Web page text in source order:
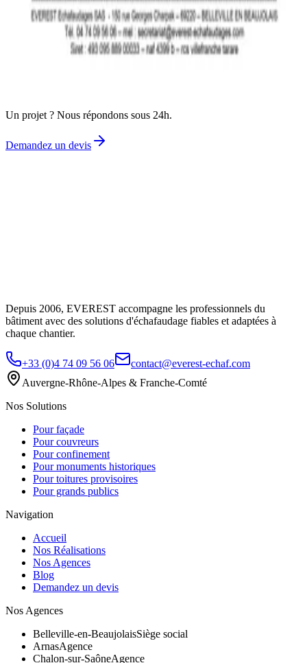
Un projet ?
Parlons-en dès aujourd'hui.
Un projet ? Nous répondons sous 24h.
Demandez un devis
Depuis 2006, EVEREST accompagne les professionnels du
bâtiment avec des solutions d'échafaudage fiables et adaptées à
chaque chantier.
+33 (0)4 74 09 56 06
contact@everest-echaf.com
Auvergne-Rhône-Alpes & Franche-Comté
Nos Solutions
Pour façade
Pour couvreurs
Pour confinement
Pour monuments historiques
Pour toitures provisoires
Pour grands publics
Navigation
Accueil
Nos Réalisations
Nos Agences
Blog
Demandez un devis
Nos Agences
Belleville-en-BeaujolaisSiège social
ArnasAgence
Chalon-sur-SaôneAgence